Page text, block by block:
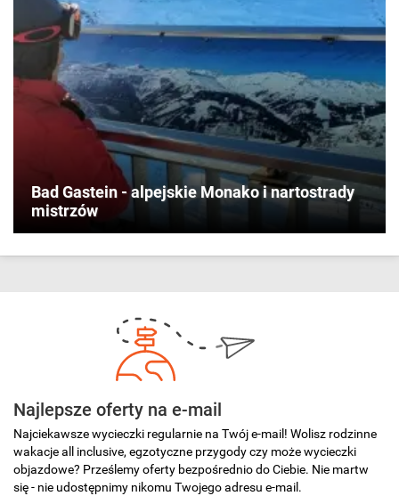
Bad Gastein - alpejskie Monako i nartostrady
mistrzów
Najlepsze oferty na e-mail
Najciekawsze wycieczki regularnie na Twój e-mail! Wolisz rodzinne
wakacje all inclusive, egzotyczne przygody czy może wycieczki
objazdowe? Prześlemy oferty bezpośrednio do Ciebie. Nie martw
się - nie udostępnimy nikomu Twojego adresu e-mail.